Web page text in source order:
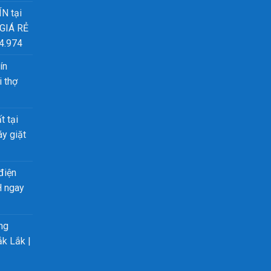
tại
RẺ
thợ
tại
giặt
ngay
Lắk |